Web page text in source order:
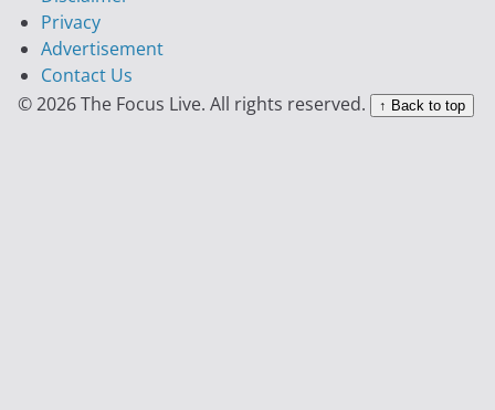
Privacy
Advertisement
Contact Us
© 2026 The Focus Live. All rights reserved.
↑ Back to top